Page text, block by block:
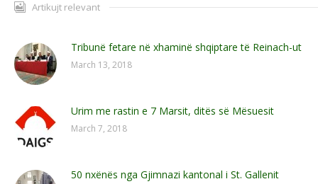
Artikujt relevant
Tribunë fetare në xhaminë shqiptare të Reinach-ut
March 13, 2018
Urim me rastin e 7 Marsit, ditës së Mësuesit
March 7, 2018
50 nxënës nga Gjimnazi kantonal i St. Gallenit